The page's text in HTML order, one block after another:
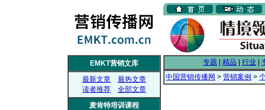
EMKT营销文库
最新文章
最热文章
读者推荐
全部文章
麦肯特培训课程
专题 精品 行业
中国营销传播网 > 营销案例 >